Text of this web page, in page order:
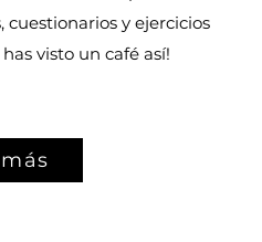
y ejercicios
visto un café así!